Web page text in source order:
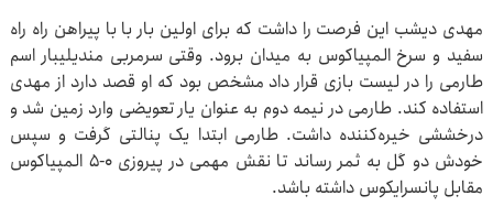
مهدی دیشب این فرصت را داشت که برای اولین بار با با پیراهن راه ‌‏راه
سفید و سرخ المپیاکوس به میدان برود. وقتی سرمربی مندیلیبار ‌‏اسم
طارمی را در لیست بازی قرار داد مشخص بود که او قصد دارد از ‌‏مهدی
استفاده کند. طارمی در نیمه دوم به عنوان یار تعویضی وارد ‌‏زمین شد و
درخششی خیره‌کننده داشت. طارمی ابتدا یک پنالتی ‌‏گرفت و سپس
خودش دو گل به ثمر رساند تا نقش مهمی در پیروزی ‌‏‌‏5-0 المپیاکوس
مقابل پانسرایکوس داشته باشد. ‏